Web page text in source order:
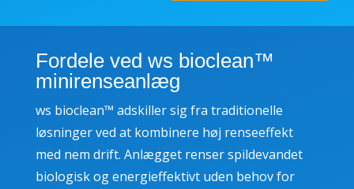
Fordele ved ws bioclean™
minirenseanlæg
ws bioclean™ adskiller sig fra traditionelle
løsninger ved at kombinere høj renseeffekt
med nem drift. Anlægget renser spildevandet
biologisk og energieffektivt uden behov for